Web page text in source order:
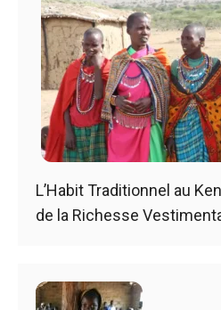
L’Habit Traditionnel au
de la Richesse